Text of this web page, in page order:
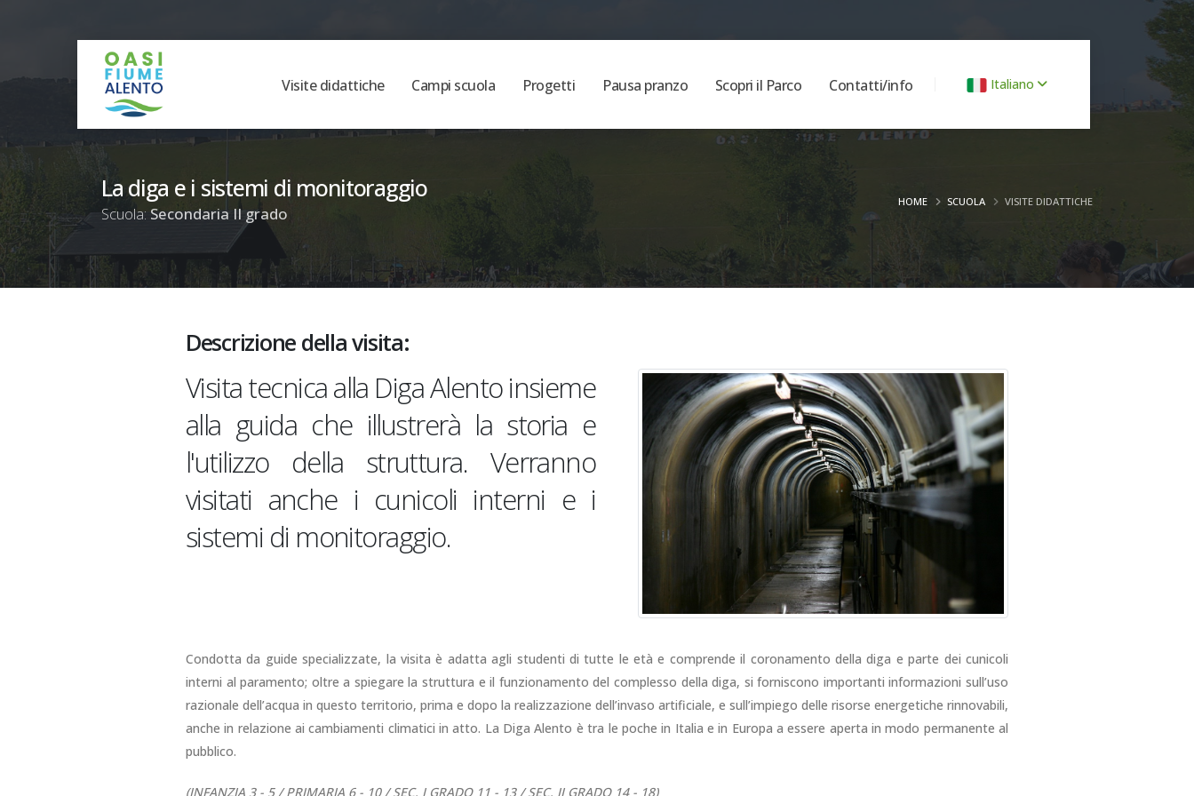
Visite didattiche Campi scuola Progetti Pausa pranzo Scopri il Parco Contatti/info Italiano
La diga e i sistemi di monitoraggio
Scuola: Secondaria II grado
HOME SCUOLA VISITE DIDATTICHE
Descrizione della visita:
Visita tecnica alla Diga Alento insieme
alla guida che illustrerà la storia e
l'utilizzo della struttura. Verranno
visitati anche i cunicoli interni e i
sistemi di monitoraggio.
Condotta da guide specializzate, la visita è adatta agli studenti di tutte le età e comprende il coronamento della diga e parte dei cunicoli
interni al paramento; oltre a spiegare la struttura e il funzionamento del complesso della diga, si forniscono importanti informazioni sull’uso
razionale dell’acqua in questo territorio, prima e dopo la realizzazione dell’invaso artificiale, e sull’impiego delle risorse energetiche rinnovabili,
anche in relazione ai cambiamenti climatici in atto. La Diga Alento è tra le poche in Italia e in Europa a essere aperta in modo permanente al
pubblico.
(INFANZIA 3 - 5 / PRIMARIA 6 - 10 / SEC. I GRADO 11 - 13 / SEC. II GRADO 14 - 18)